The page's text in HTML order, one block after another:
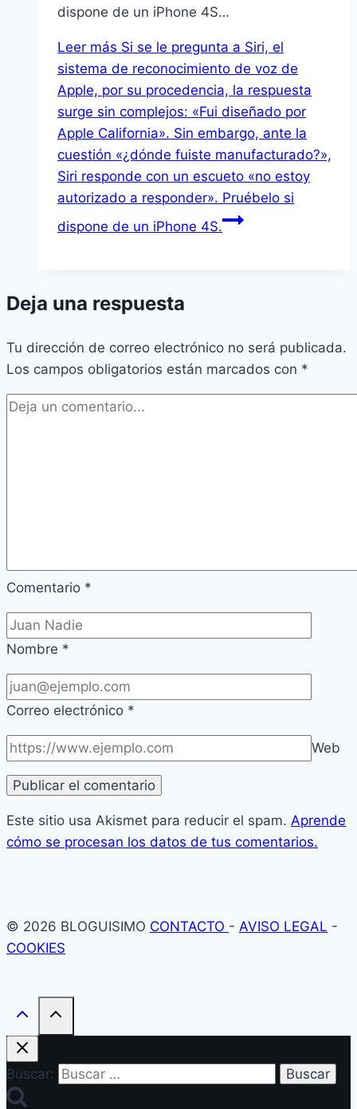
dispone de un iPhone 4S…
Leer más Si se le pregunta a Siri, el
sistema de reconocimiento de voz de
Apple, por su procedencia, la respuesta
surge sin complejos: «Fui diseñado por
Apple California». Sin embargo, ante la
cuestión «¿dónde fuiste manufacturado?»,
Siri responde con un escueto «no estoy
autorizado a responder». Pruébelo si
dispone de un iPhone 4S.
Deja una respuesta
Tu dirección de correo electrónico no será publicada.
Los campos obligatorios están marcados con *
Comentario *
Nombre *
Correo electrónico *
Web
Este sitio usa Akismet para reducir el spam. Aprende
cómo se procesan los datos de tus comentarios.
© 2026 BLOGUISIMO CONTACTO - AVISO LEGAL -
COOKIES
Buscar: